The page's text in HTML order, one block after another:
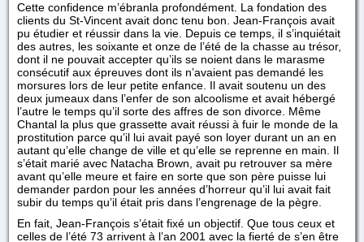
Cette confidence m’ébranla profondément. La fondation des
clients du St-Vincent avait donc tenu bon. Jean-François avait
pu étudier et réussir dans la vie. Depuis ce temps, il s’inquiétait
des autres, les soixante et onze de l’été de la chasse au trésor,
dont il ne pouvait accepter qu’ils se noient dans le marasme
consécutif aux épreuves dont ils n’avaient pas demandé les
morsures lors de leur petite enfance. Il avait soutenu un des
deux jumeaux dans l’enfer de son alcoolisme et avait hébergé
l’autre le temps qu’il sorte des affres de son divorce. Même
Chantal la plus que grassette avait réussi à fuir le monde de la
prostitution parce qu’il lui avait payé son loyer durant un an en
autant qu’elle change de ville et qu’elle se reprenne en main. Il
s’était marié avec Natacha Brown, avait pu retrouver sa mère
avant qu’elle meure et faire en sorte que son père puisse lui
demander pardon pour les années d’horreur qu’il lui avait fait
subir du temps qu’il était pris dans l’engrenage de la pègre.
En fait, Jean-François s’était fixé un objectif. Que tous ceux et
celles de l’été 73 arrivent à l’an 2001 avec la fierté de s’en être